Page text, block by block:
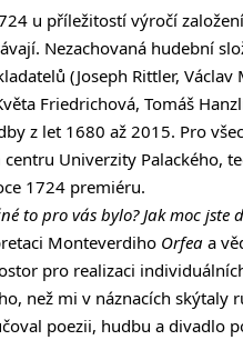
u příležitostí výročí
Nezachovaná hudební
(Joseph Rittler, Václav
Friedrichová, Tomáš
z let 1680 až 2015. Pro
Univerzity Palackého,
1724 premiéru.
to pro vás bylo? Jak moc jste
Monteverdiho Orfea a
pro realizaci
než mi v náznacích skýtaly
poezii, hudbu a divadlo